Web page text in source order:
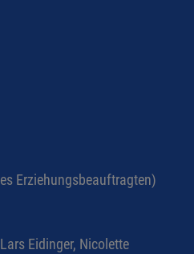
Erziehungsbeauftragten)
Eidinger, Nicolette